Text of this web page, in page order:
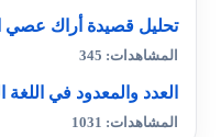
تحليل قصيدة أراك عصي
المشاهدات: 345
العدد والمعدود في
المشاهدات: 1031